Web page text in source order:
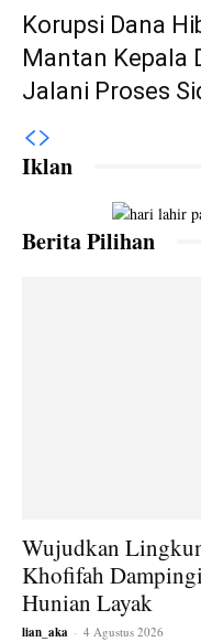
Korupsi Dana
Mantan Kepala
Jalani Proses
Iklan
Berita Pilihan
Wujudkan
Khofifah
Hunian Layak
lian_aka - 4 Agustus 2026